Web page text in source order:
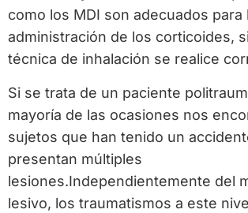
como los MDI son adecuados para
administración de los corticoides,
técnica de inhalación se realice
Si se trata de un paciente
mayoría de las ocasiones nos
sujetos que han tenido un
presentan múltiples
lesiones.Independientemente del
lesivo, los traumatismos a este